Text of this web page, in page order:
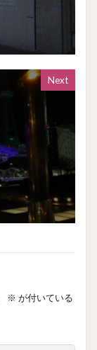
Next
※ が付いている